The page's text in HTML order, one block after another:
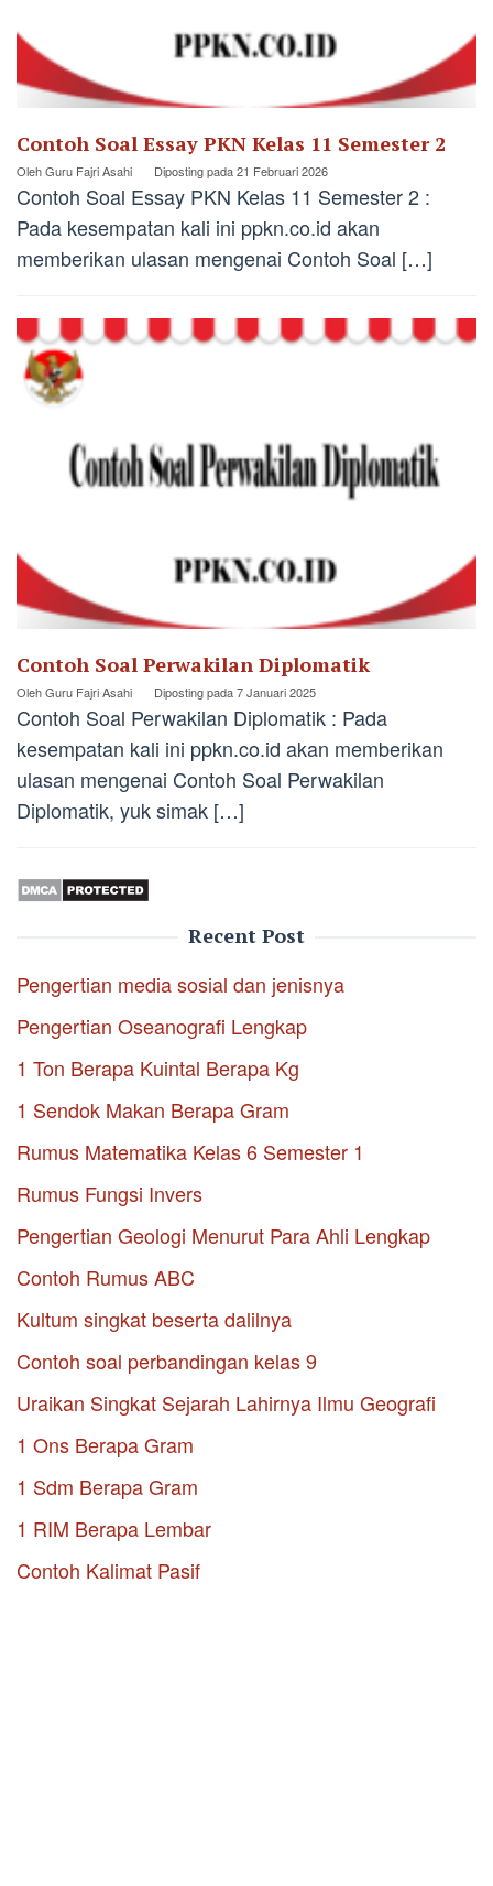
Contoh Soal Essay PKN Kelas 11 Semester 2
OlehGuru Fajri Asahi Diposting pada21 Februari 2026
Contoh Soal Essay PKN Kelas 11 Semester 2 :
Pada kesempatan kali ini ppkn.co.id akan
memberikan ulasan mengenai Contoh Soal […]
Contoh Soal Perwakilan Diplomatik
OlehGuru Fajri Asahi Diposting pada7 Januari 2025
Contoh Soal Perwakilan Diplomatik : Pada
kesempatan kali ini ppkn.co.id akan memberikan
ulasan mengenai Contoh Soal Perwakilan
Diplomatik, yuk simak […]
Recent Post
Pengertian media sosial dan jenisnya
Pengertian Oseanografi Lengkap
1 Ton Berapa Kuintal Berapa Kg
1 Sendok Makan Berapa Gram
Rumus Matematika Kelas 6 Semester 1
Rumus Fungsi Invers
Pengertian Geologi Menurut Para Ahli Lengkap
Contoh Rumus ABC
Kultum singkat beserta dalilnya
Contoh soal perbandingan kelas 9
Uraikan Singkat Sejarah Lahirnya Ilmu Geografi
1 Ons Berapa Gram
1 Sdm Berapa Gram
1 RIM Berapa Lembar
Contoh Kalimat Pasif